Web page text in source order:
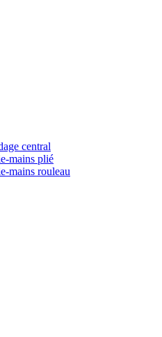
central
mains plié
mains rouleau